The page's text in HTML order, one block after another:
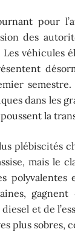
pour
des
véhicules
dans les
la
plébiscités
mais le
polyvalentes
et de
plus sobres,